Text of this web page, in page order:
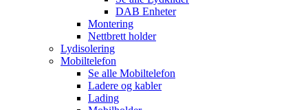
DAB Enheter
Montering
Nettbrett holder
Lydisolering
Mobiltelefon
Se alle Mobiltelefon
Ladere og kabler
Lading